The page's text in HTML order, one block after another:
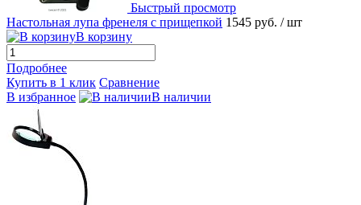
Быстрый просмотр
Настольная лупа френеля с прищепкой 1545 руб. / шт
В корзину
Подробнее
Купить в 1 клик Сравнение
В избранное
В наличии